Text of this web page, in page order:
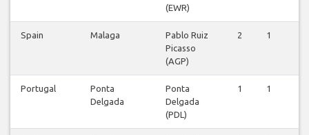
(EWR)
Spain Malaga
Pablo Ruiz
Picasso
(AGP)
2 1
Portugal
Ponta
Delgada
Ponta
Delgada
(PDL)
1 1